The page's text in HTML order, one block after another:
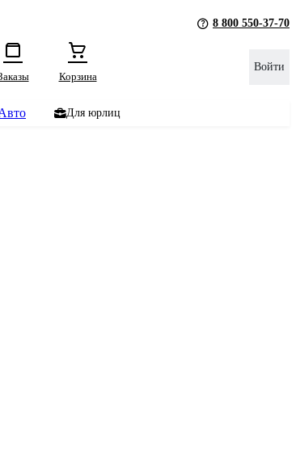
8 800 550-37-70
Корзина
Войти
Для юрлиц